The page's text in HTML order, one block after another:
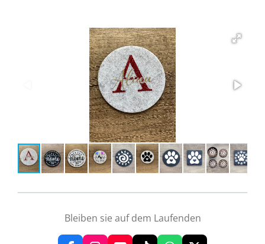
Bleiben sie auf dem Laufenden